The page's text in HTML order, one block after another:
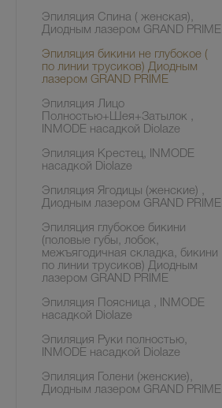
Эпиляция Спина ( женская),
Диодным лазером GRAND PRIME
Эпиляция бикини не глубокое (
по линии трусиков) Диодным
лазером GRAND PRIME
Эпиляция Лицо
Полностью+Шея+Затылок ,
INMODE насадкой Diolaze
Эпиляция Крестец, INMODE
насадкой Diolaze
Эпиляция Ягодицы (женские) ,
Диодным лазером GRAND PRIME
Эпиляция глубокое бикини
(половые губы, лобок,
межъягодичная складка, бикини
по линии трусиков) Диодным
лазером GRAND PRIME
Эпиляция Поясница , INMODE
насадкой Diolaze
Эпиляция Руки полностью,
INMODE насадкой Diolaze
Эпиляция Голени (женские),
Диодным лазером GRAND PRIME